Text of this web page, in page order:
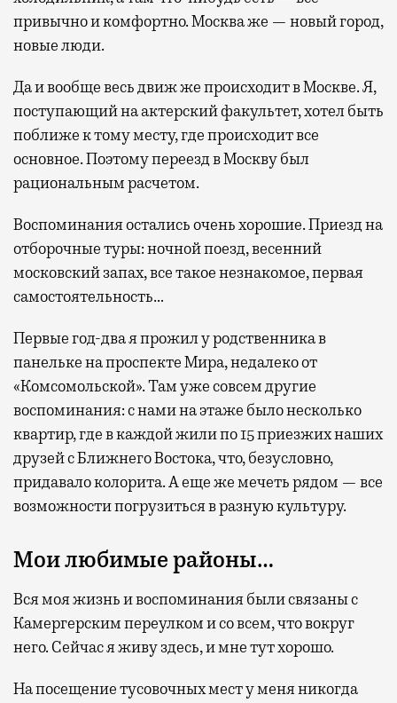
привычно и комфортно. Москва же — новый город,
новые люди.
Да и вообще весь движ же происходит в Москве. Я,
поступающий на актерский факультет, хотел быть
поближе к тому месту, где происходит все
основное. Поэтому переезд в Москву был
рациональным расчетом.
Воспоминания остались очень хорошие. Приезд на
отборочные туры: ночной поезд, весенний
московский запах, все такое незнакомое, первая
самостоятельность…
Первые год-два я прожил у родственника в
панельке на проспекте Мира, недалеко от
«Комсомольской». Там уже совсем другие
воспоминания: с нами на этаже было несколько
квартир, где в каждой жили по 15 приезжих наших
друзей с Ближнего Востока, что, безусловно,
придавало колорита. А еще же мечеть рядом — все
возможности погрузиться в разную культуру.
Мои любимые районы…
Вся моя жизнь и воспоминания были связаны с
Камергерским переулком и со всем, что вокруг
него. Сейчас я живу здесь, и мне тут хорошо.
На посещение тусовочных мест у меня никогда